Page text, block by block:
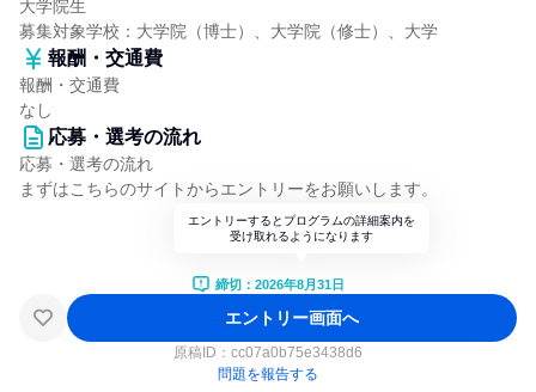
大学院生
募集対象学校：大学院（博士）、大学院（修士）、大学
報酬・交通費
報酬・交通費
なし
応募・選考の流れ
応募・選考の流れ
まずはこちらのサイトからエントリーをお願いします。
エントリーするとプログラムの詳細案内を
受け取れるようになります
締切：2026年8月31日
エントリー画面へ
原稿ID： cc07a0b75e3438d6
問題を報告する